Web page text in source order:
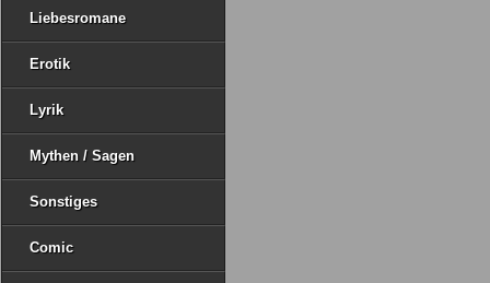
Liebesromane
Erotik
Lyrik
Mythen / Sagen
Sonstiges
Comic